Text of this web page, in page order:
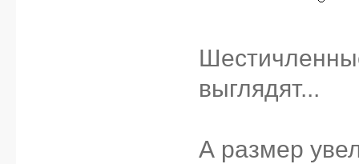
выглядят...
А размер